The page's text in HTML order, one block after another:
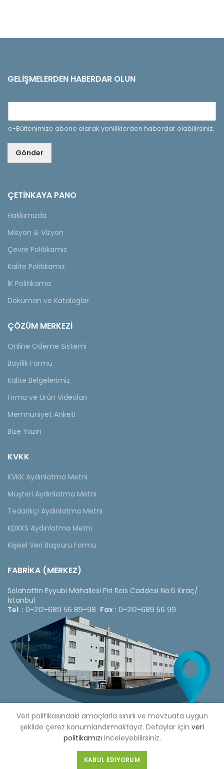
GELIŞMELERDEN HABERDAR OLUN
e-Bültenimize abone olarak yeniliklerden haberdar olabilirsiniz.
Gönder
ÇETINKAYA PANO
Hakkımızda
Misyon & Vizyon
Çevre Politikamız
Kalite Politikamız
İK Politikamız
Döküman ve Kataloglar
ÇÖZÜM MERKEZİ
Online Ödeme Sistemi
Bayilik Formu
Kalite Belgelerimiz
Firma ve Ürün Videoları
Memnuniyet Anketi
Bize Yazın
KVKK
KVKK Aydınlatma Metni
Müşteri Aydınlatma Metni
Tedarikçi Aydınlatma Metni
KDKKS Aydınlatma Metni
Kişisel Veri Başvuru Formu
FABRİKA (MERKEZ)
Selahattin Eyyubi Mahallesi Piri Reis Caddesi No:6 Kıraç/
İstanbul
Tel : 0-212-689 56 89-98 Fax : 0-212-689 56 99
Copyright © 2020 Çetinkaya Pano |Çetinkaya Pano Fiyat
Listesi
Veri politikasındaki amaçlarla sınırlı ve mevzuata uygun
şekilde çerez konumlandırmaktayız. Detaylar için veri
politikamızı inceleyebilirsiniz.
KABUL EDIYORUM